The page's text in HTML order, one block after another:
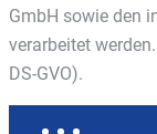
GmbH sowie den
verarbeitet
DS-GVO).